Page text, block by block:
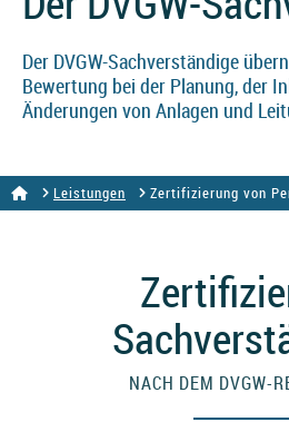
Der DVGW-Sachverständige
Bewertung bei der Planung, der
Änderungen von Anlagen und
Leistungen Zertifizierung von
NACH DEM DVGW-